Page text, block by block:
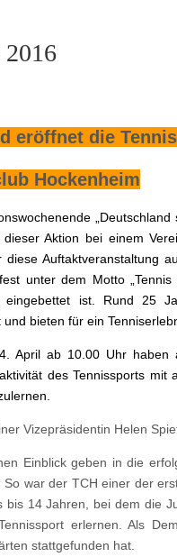
eröffnet die
Hockenheim
„Deutschland
Aktion bei einem
Auftaktveranstaltung
unter dem Motto
ist. Rund 25
bieten für ein
April ab 10.00 Uhr haben
des Tennissports mit
Vizepräsidentin Helen
Einblick geben in die
war der TCH einer der
14 Jahren, bei dem die
erlernen. Als
stattgefunden hat.